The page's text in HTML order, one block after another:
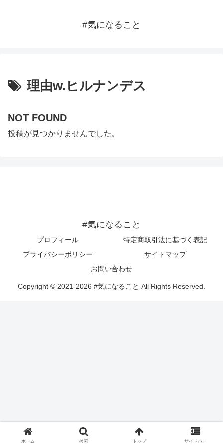
#気になること
理由w.ヒルナンデス
NOT FOUND
投稿が見つかりませんでした。
#気になること
プロフィール
特定商取引法に基づく表記
プライバシーポリシー
サイトマップ
お問い合わせ
Copyright © 2021-2026 #気になること All Rights Reserved.
ホーム 検索 トップ サイドバー